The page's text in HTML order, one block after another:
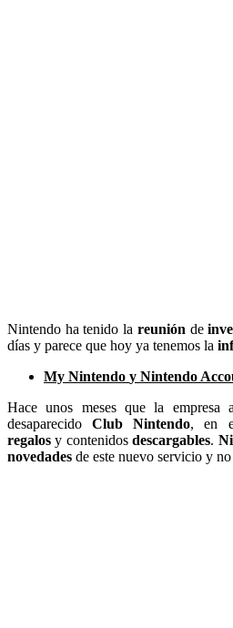
Nintendo ha tenido la reunión de
días y parece que hoy ya tenemos la
My Nintendo y Nintendo
Hace unos meses que la empresa
desaparecidoClub Nintendo, en
regalos y contenidosdescargables.
novedades de este nuevo servicio y